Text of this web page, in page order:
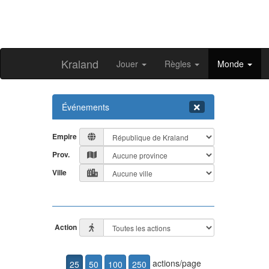
Kraland Jouer Règles Monde
Événements
Empire
Prov.
Ville
Action
actions/page